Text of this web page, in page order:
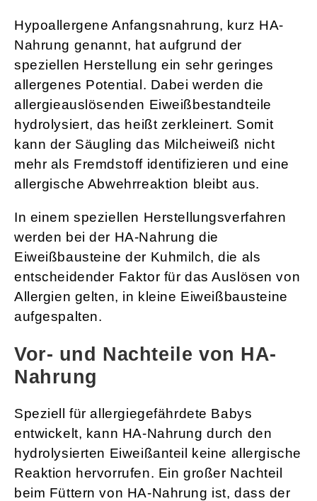
Hypoallergene Anfangsnahrung, kurz HA-
Nahrung genannt, hat aufgrund der
speziellen Herstellung ein sehr geringes
allergenes Potential. Dabei werden die
allergieauslösenden Eiweißbestandteile
hydrolysiert, das heißt zerkleinert. Somit
kann der Säugling das Milcheiweiß nicht
mehr als Fremdstoff identifizieren und eine
allergische Abwehrreaktion bleibt aus.
In einem speziellen Herstellungsverfahren
werden bei der HA-Nahrung die
Eiweißbausteine der Kuhmilch, die als
entscheidender Faktor für das Auslösen von
Allergien gelten, in kleine Eiweißbausteine
aufgespalten.
Vor- und Nachteile von HA-
Nahrung
Speziell für allergiegefährdete Babys
entwickelt, kann HA-Nahrung durch den
hydrolysierten Eiweißanteil keine allergische
Reaktion hervorrufen. Ein großer Nachteil
beim Füttern von HA-Nahrung ist, dass der